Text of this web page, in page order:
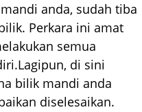
anda, sudah tiba
Perkara ini amat
semua
di sini
bilik mandi anda
diselesaikan.